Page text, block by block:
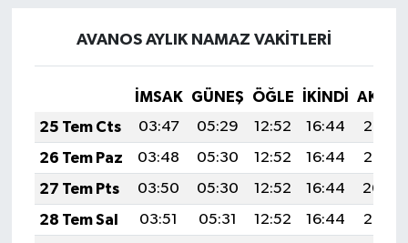
AVANOS AYLIK NAMAZ VAKITLERI
İMSAK GÜNEŞ ÖĞLE İKINDI
25 Tem Cts
03:47 05:29 12:52 16:44
20:06
26 Tem Paz
03:48 05:30 12:52 16:44
20:05
27 Tem Pts
03:50 05:30 12:52 16:44
20:04
28 Tem Sal
03:51 05:31 12:52 16:44
20:03